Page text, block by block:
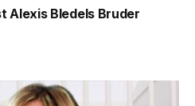
Alexis Bledels Bruder